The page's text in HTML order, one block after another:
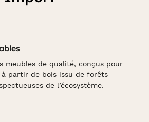
meubles de qualité, conçus pour
partir de bois issu de forêts
de l’écosystème.